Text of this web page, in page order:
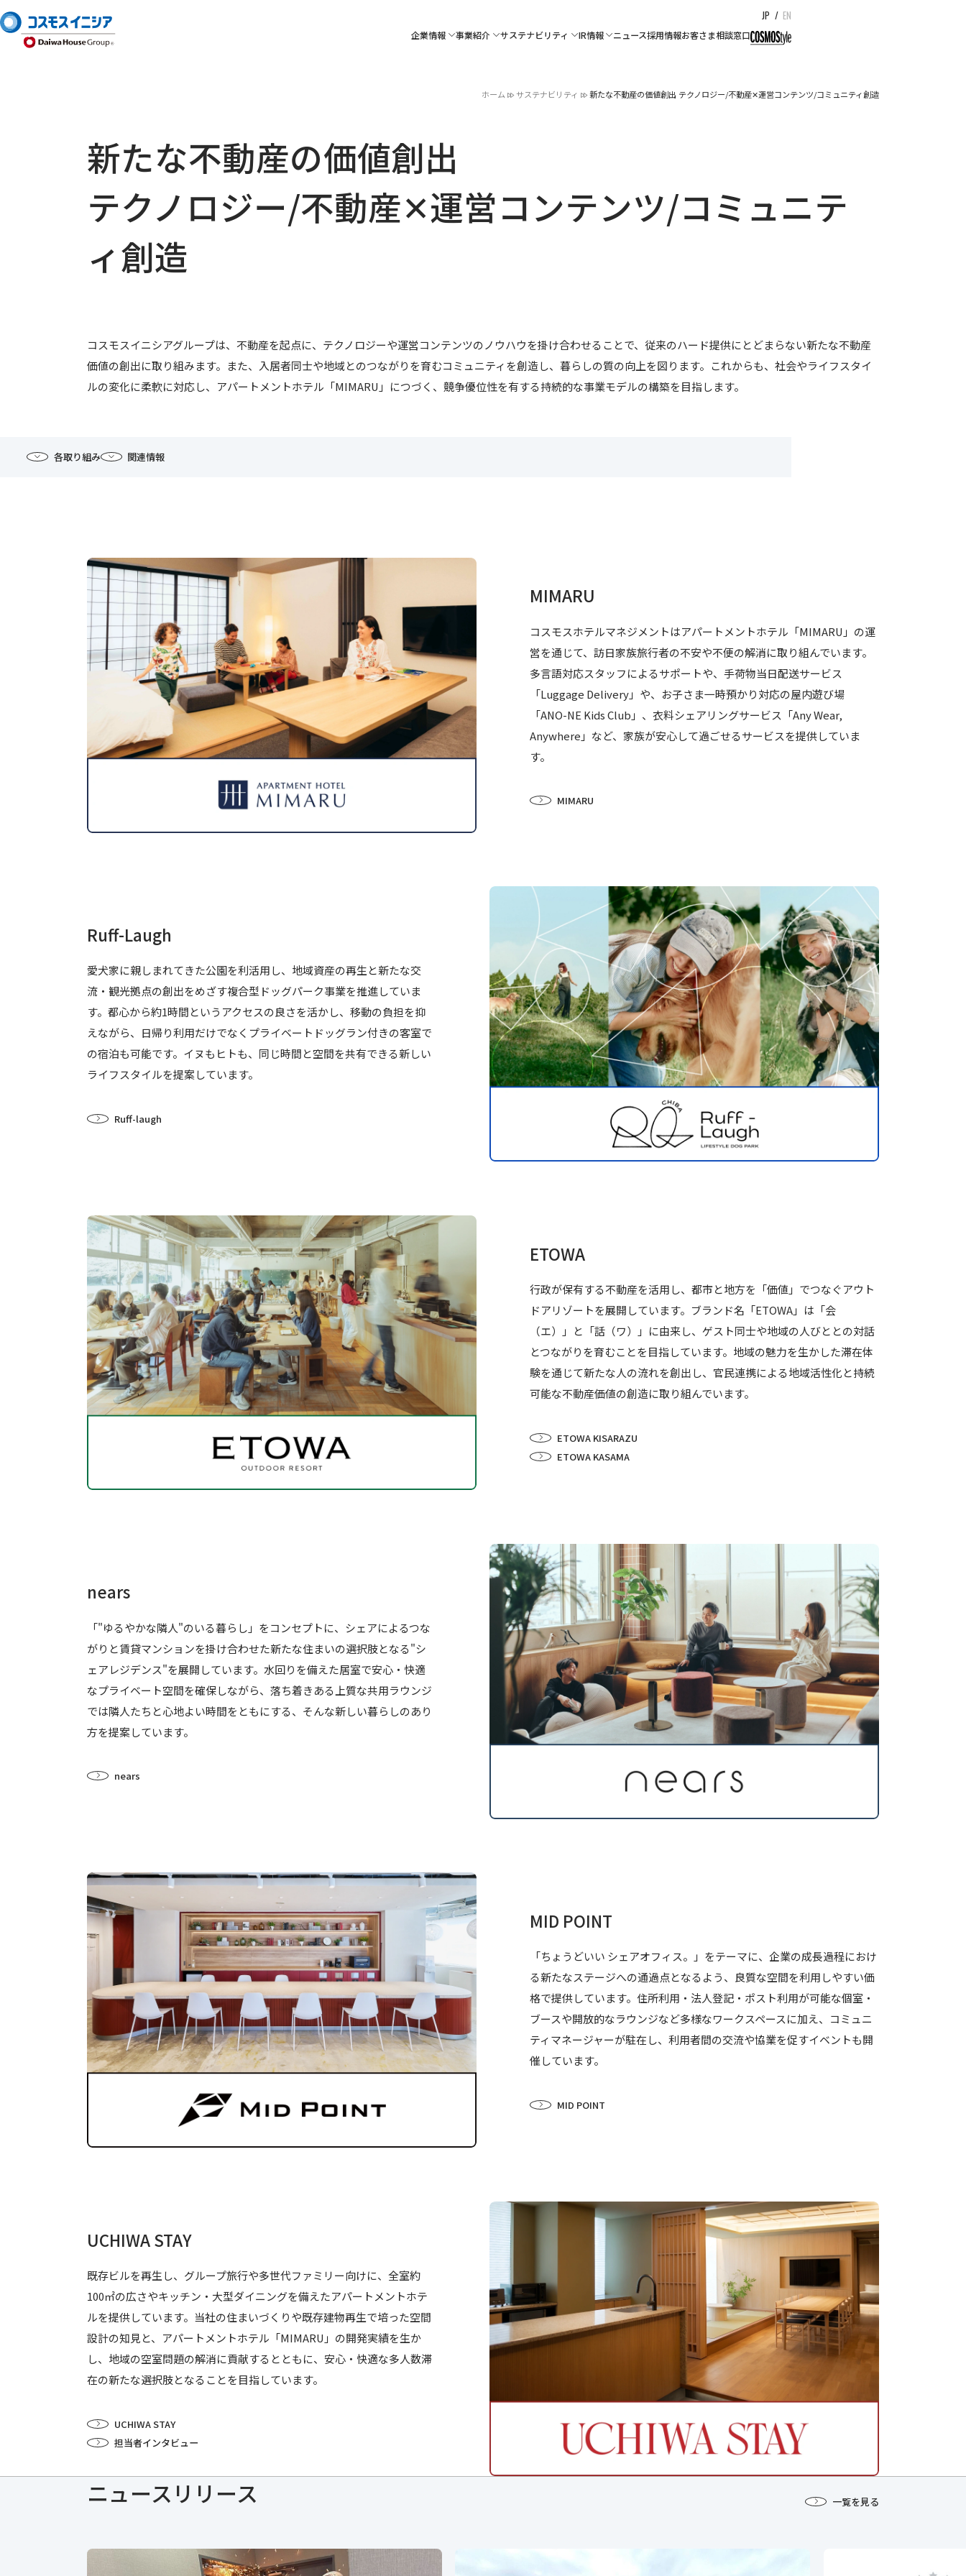
企業情報 事業紹介 サステナビリティ IR情報 ニュース採用情報お客さま相談窓口
JP / EN
ホーム サステナビリティ 新たな不動産の価値創出 テクノロジー/不動産✕運営コンテンツ/コミュニティ創造
新たな不動産の価値創出
テクノロジー/不動産✕運営コンテンツ/コミュニテ
ィ創造
コスモスイニシアグループは、不動産を起点に、テクノロジーや運営コンテンツのノウハウを掛け合わせることで、従来のハード提供にとどまらない新たな不動産
価値の創出に取り組みます。また、入居者同士や地域とのつながりを育むコミュニティを創造し、暮らしの質の向上を図ります。これからも、社会やライフスタイ
ルの変化に柔軟に対応し、アパートメントホテル「MIMARU」につづく、競争優位性を有する持続的な事業モデルの構築を目指します。
各取り組み 関連情報
MIMARU
コスモスホテルマネジメントはアパートメントホテル「MIMARU」の運
営を通じて、訪日家族旅行者の不安や不便の解消に取り組んでいます。
多言語対応スタッフによるサポートや、手荷物当日配送サービス
「Luggage Delivery」や、お子さま一時預かり対応の屋内遊び場
「ANO-NE Kids Club」、衣料シェアリングサービス「Any Wear,
Anywhere」など、家族が安心して過ごせるサービスを提供していま
す。
MIMARU
Ruff-Laugh
愛犬家に親しまれてきた公園を利活用し、地域資産の再生と新たな交
流・観光拠点の創出をめざす複合型ドッグパーク事業を推進していま
す。都心から約1時間というアクセスの良さを活かし、移動の負担を抑
えながら、日帰り利用だけでなくプライベートドッグラン付きの客室で
の宿泊も可能です。イヌもヒトも、同じ時間と空間を共有できる新しい
ライフスタイルを提案しています。
Ruff-laugh
ETOWA
行政が保有する不動産を活用し、都市と地方を「価値」でつなぐアウト
ドアリゾートを展開しています。ブランド名「ETOWA」は「会
（エ）」と「話（ワ）」に由来し、ゲスト同士や地域の人びととの対話
とつながりを育むことを目指しています。地域の魅力を生かした滞在体
験を通じて新たな人の流れを創出し、官民連携による地域活性化と持続
可能な不動産価値の創造に取り組んでいます。
ETOWA KISARAZU
ETOWA KASAMA
nears
「"ゆるやかな隣人"のいる暮らし」をコンセプトに、シェアによるつな
がりと賃貸マンションを掛け合わせた新たな住まいの選択肢となる"シ
ェアレジデンス"を展開しています。水回りを備えた居室で安心・快適
なプライベート空間を確保しながら、落ち着きある上質な共用ラウンジ
では隣人たちと心地よい時間をともにする、そんな新しい暮らしのあり
方を提案しています。
nears
MID POINT
「ちょうどいい シェアオフィス。」をテーマに、企業の成長過程におけ
る新たなステージへの通過点となるよう、良質な空間を利用しやすい価
格で提供しています。住所利用・法人登記・ポスト利用が可能な個室・
ブースや開放的なラウンジなど多様なワークスペースに加え、コミュニ
ティマネージャーが駐在し、利用者間の交流や協業を促すイベントも開
催しています。
MID POINT
UCHIWA STAY
既存ビルを再生し、グループ旅行や多世代ファミリー向けに、全室約
100㎡の広さやキッチン・大型ダイニングを備えたアパートメントホテ
ルを提供しています。当社の住まいづくりや既存建物再生で培った空間
設計の知見と、アパートメントホテル「MIMARU」の開発実績を生か
し、地域の空室問題の解消に貢献するとともに、安心・快適な多人数滞
在の新たな選択肢となることを目指しています。
UCHIWA STAY
担当者インタビュー
ニュースリリース 一覧を見る